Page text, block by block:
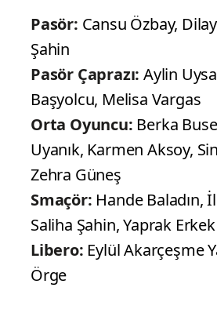
Pasör: Cansu Özbay,
Şahin
Pasör Çaprazı: Aylin
Başyolcu, Melisa Vargas
Orta Oyuncu: Berka
Uyanık, Karmen Aksoy,
Zehra Güneş
Smaçör: Hande Baladın,
Saliha Şahin, Yaprak Erkek
Libero: Eylül Akarçeşme
Örge